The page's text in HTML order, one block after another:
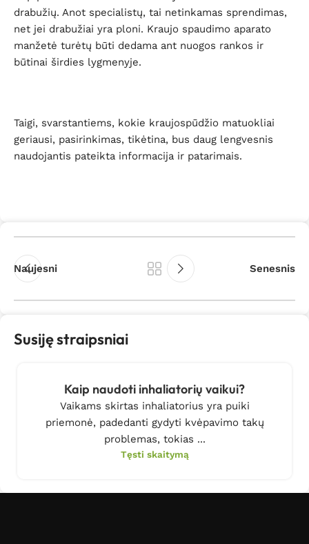
drabužių. Anot specialistų, tai netinkamas sprendimas,
net jei drabužiai yra ploni. Kraujo spaudimo aparato
manžetė turėtų būti dedama ant nuogos rankos ir
būtinai širdies lygmenyje.
Taigi, svarstantiems, kokie kraujospūdžio matuokliai
geriausi, pasirinkimas, tikėtina, bus daug lengvesnis
naudojantis pateikta informacija ir patarimais.
Naujesni Senesnis
Susiję straipsniai
Kaip naudoti inhaliatorių vaikui?
Vaikams skirtas inhaliatorius yra puiki
priemonė, padedanti gydyti kvėpavimo takų
problemas, tokias ...
Tęsti skaitymą